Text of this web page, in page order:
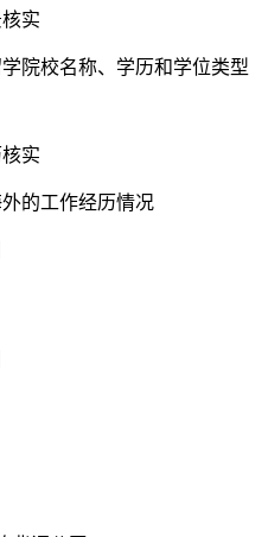
实
院校名称、学历和学位类型
实
的工作经历情况